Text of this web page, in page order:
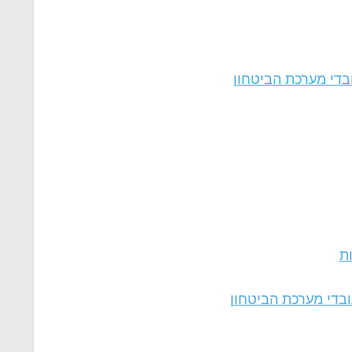
מערכת הביטחון
מערכת הביטחון